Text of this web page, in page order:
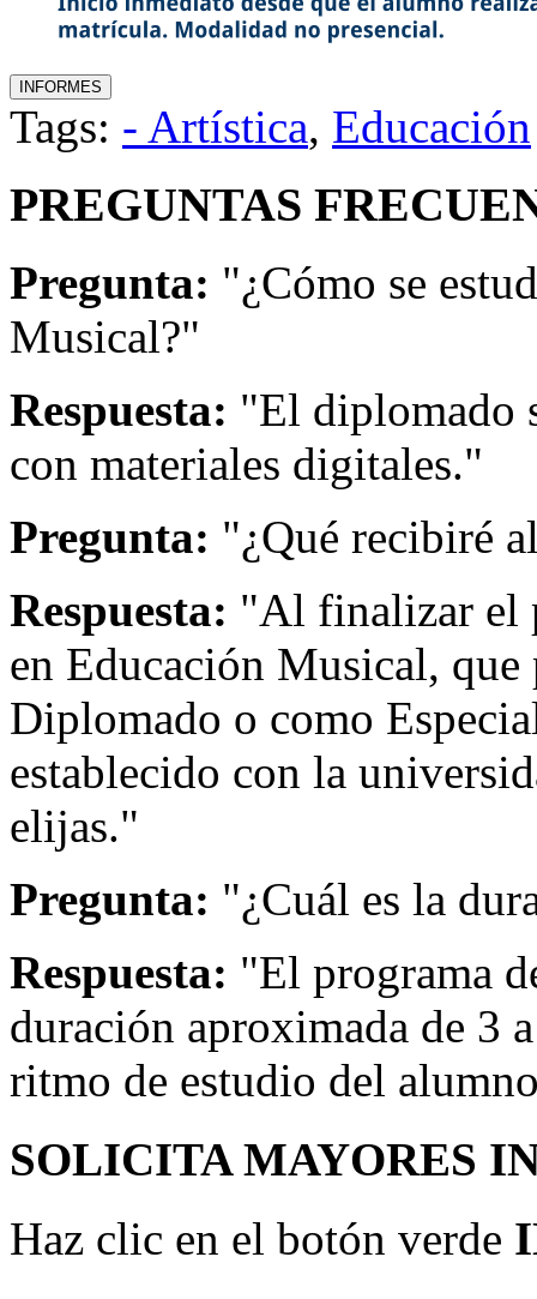
Tags: - Artística, Educación
PREGUNTAS
Pregunta: "¿Cómo se
Musical?"
Respuesta: "El diplomado
con materiales digitales."
Pregunta: "¿Qué recibiré
Respuesta: "Al finalizar el
en Educación Musical, que
Diplomado o como
establecido con la
elijas."
Pregunta: "¿Cuál es la
Respuesta: "El programa
duración aproximada de 3
ritmo de estudio del
SOLICITA MAYORES
Haz clic en el botón verde